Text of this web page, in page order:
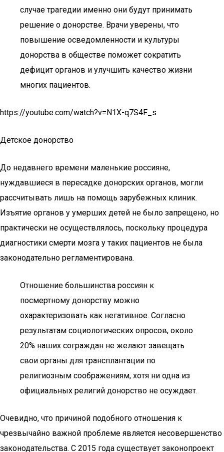
случае трагедии именно они будут принимать
решение о донорстве. Врачи уверены, что
повышение осведомленности и культуры
донорства в обществе поможет сократить
дефицит органов и улучшить качество жизни
многих пациентов.
https://youtube.com/watch?v=N1X-q7S4F_s
Детское донорство
До недавнего времени маленькие россияне,
нуждавшиеся в пересадке донорских органов, могли
рассчитывать лишь на помощь зарубежных клиник.
Изъятие органов у умерших детей не было запрещено, но
практически не осуществлялось, поскольку процедура
диагностики смерти мозга у таких пациентов не была
законодательно регламентирована.
Отношение большинства россиян к
посмертному донорству можно
охарактеризовать как негативное. Согласно
результатам социологических опросов, около
20% наших сограждан не желают завещать
свои органы для трансплантации по
религиозным соображениям, хотя ни одна из
официальных религий донорство не осуждает.
Очевидно, что причиной подобного отношения к
чрезвычайно важной проблеме является несовершенство
законодательства. С 2015 года существует законопроект